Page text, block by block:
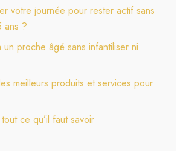
votre journée pour rester actif sans
ans ?
un proche âgé sans infantiliser ni
meilleurs produits et services pour
ce qu’il faut savoir